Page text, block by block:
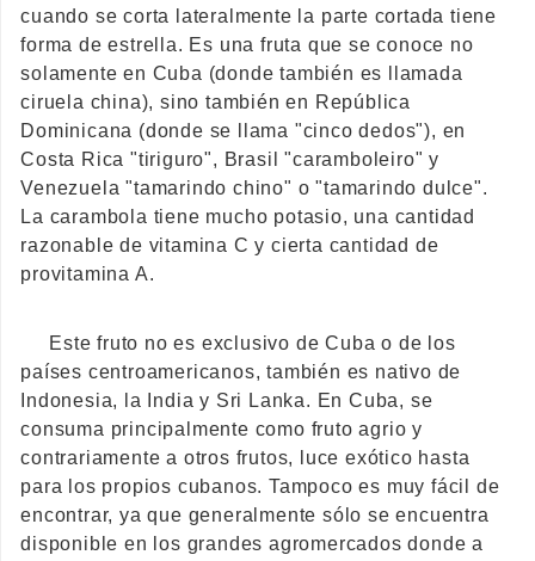
cuando se corta lateralmente la parte cortada tiene
forma de estrella. Es una fruta que se conoce no
solamente en Cuba (donde también es llamada
ciruela china), sino también en República
Dominicana (donde se llama "cinco dedos"), en
Costa Rica "tiriguro", Brasil "caramboleiro" y
Venezuela "tamarindo chino" o "tamarindo dulce".
La carambola tiene mucho potasio, una cantidad
razonable de vitamina C y cierta cantidad de
provitamina A.
Este fruto no es exclusivo de Cuba o de los
países centroamericanos, también es nativo de
Indonesia, la India y Sri Lanka. En Cuba, se
consuma principalmente como fruto agrio y
contrariamente a otros frutos, luce exótico hasta
para los propios cubanos. Tampoco es muy fácil de
encontrar, ya que generalmente sólo se encuentra
disponible en los grandes agromercados donde a